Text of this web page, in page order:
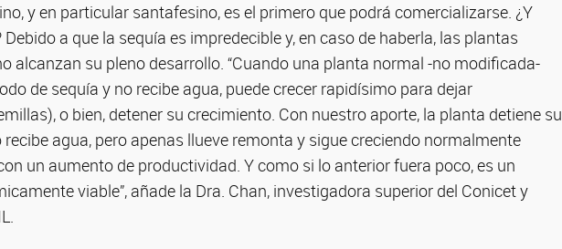
y en particular santafesino, es el primero que podrá comercializarse. ¿Y
Debido a que la sequía es impredecible y, en caso de haberla, las plantas
alcanzan su pleno desarrollo. “Cuando una planta normal -no modificada-
de sequía y no recibe agua, puede crecer rapidísimo para dejar
o bien, detener su crecimiento. Con nuestro aporte, la planta detiene su
agua, pero apenas llueve remonta y sigue creciendo normalmente
un aumento de productividad. Y como si lo anterior fuera poco, es un
viable”, añade la Dra. Chan, investigadora superior del Conicet y